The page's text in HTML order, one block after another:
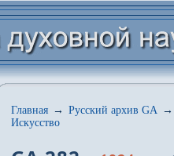
Главная → Русский архив GA →
Искусство